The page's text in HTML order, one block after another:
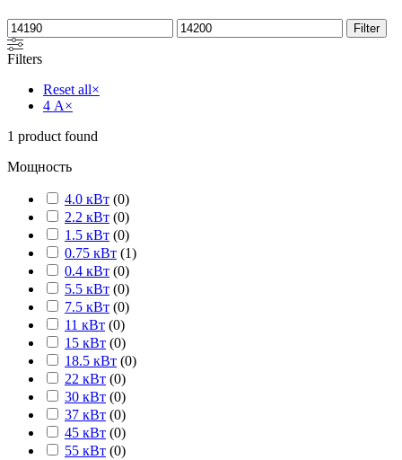
Filter
Filters
Reset all×
4 А×
1 product found
Мощность
4.0 кВт (0)
2.2 кВт (0)
1.5 кВт (0)
0.75 кВт (1)
0.4 кВт (0)
5.5 кВт (0)
7.5 кВт (0)
11 кВт (0)
15 кВт (0)
18.5 кВт (0)
22 кВт (0)
30 кВт (0)
37 кВт (0)
45 кВт (0)
55 кВт (0)